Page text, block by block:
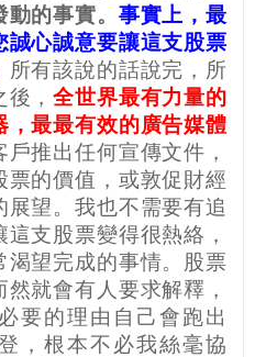
的事實。 事實上，最
誠心誠意要讓這支股票
所有該說的話說完，所
後，全世界最有力量的
，最最有效的廣告媒體
推出任何宣傳文件，
的價值，或敦促財經
望。我也不需要有追
支股票變得很熱絡，
渴望完成的事情。股票
就會有人要求解釋，
要的理由自己會跑出
，根本不必我絲毫協